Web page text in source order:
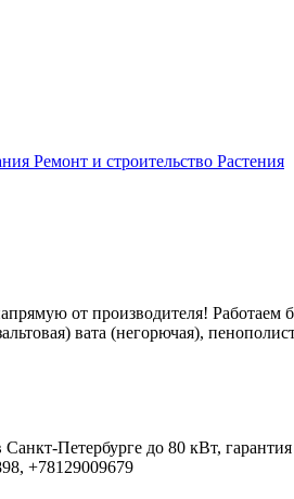
Ремонт и строительство Растения
от производителя!
вата (негорючая),
Петербурге до 80 кВт, гарантия
+78129009679